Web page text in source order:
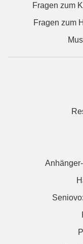
Fragen zum
Fragen zum